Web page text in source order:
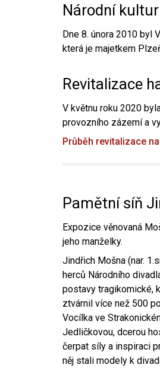
Národní
Dne 8. února 2010 byl
která je majetkem
Revitalizace
V květnu roku 2020
provozního zázemí a
Průběh revitalizace
Pamětní síň
Expozice věnovaná
jeho manželky.
Jindřich Mošna (nar.
herců Národního
postavy tragikomické,
ztvárnil více než 500
Vocílka ve
Jedličkovou, dcerou
čerpat síly a inspiraci
něj stali modely k